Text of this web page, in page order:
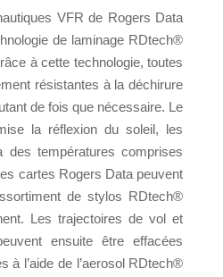
VFR de Rogers Data
de laminage RDtech®
à cette technologie, toutes
résistantes à la déchirure
de fois que nécessaire. Le
la réflexion du soleil, les
températures comprises
cartes Rogers Data peuvent
de stylos RDtech®
Les trajectoires de vol et
ensuite être effacées
à l’aide de l’aerosol RDtech®